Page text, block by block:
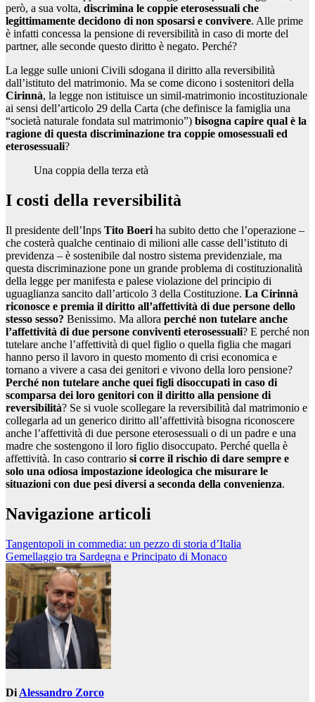
però, a sua volta, discrimina le coppie eterosessuali che
legittimamente decidono di non sposarsi e convivere. Alle prime
è infatti concessa la pensione di reversibilità in caso di morte del
partner, alle seconde questo diritto è negato. Perché?
La legge sulle unioni Civili sdogana il diritto alla reversibilità
dall’istituto del matrimonio. Ma se come dicono i sostenitori della
Cirinnà, la legge non istituisce un simil-matrimonio incostituzionale
ai sensi dell’articolo 29 della Carta (che definisce la famiglia una
“società naturale fondata sul matrimonio”) bisogna capire qual è la
ragione di questa discriminazione tra coppie omosessuali ed
eterosessuali?
Una coppia della terza età
I costi della reversibilità
Il presidente dell’Inps Tito Boeri ha subito detto che l’operazione –
che costerà qualche centinaio di milioni alle casse dell’istituto di
previdenza – è sostenibile dal nostro sistema previdenziale, ma
questa discriminazione pone un grande problema di costituzionalità
della legge per manifesta e palese violazione del principio di
uguaglianza sancito dall’articolo 3 della Costituzione. La Cirinnà
riconosce e premia il diritto all’affettività di due persone dello
stesso sesso? Benissimo. Ma allora perché non tutelare anche
l’affettività di due persone conviventi eterosessuali? E perché non
tutelare anche l’affettività di quel figlio o quella figlia che magari
hanno perso il lavoro in questo momento di crisi economica e
tornano a vivere a casa dei genitori e vivono della loro pensione?
Perché non tutelare anche quei figli disoccupati in caso di
scomparsa dei loro genitori con il diritto alla pensione di
reversibilità? Se si vuole scollegare la reversibilità dal matrimonio e
collegarla ad un generico diritto all’affettività bisogna riconoscere
anche l’affettività di due persone eterosessuali o di un padre e una
madre che sostengono il loro figlio disoccupato. Perché quella è
affettività. In caso contrario si corre il rischio di dare sempre e
solo una odiosa impostazione ideologica che misurare le
situazioni con due pesi diversi a seconda della convenienza.
Navigazione articoli
Tangentopoli in commedia: un pezzo di storia d’Italia
Gemellaggio tra Sardegna e Principato di Monaco
Di Alessandro Zorco